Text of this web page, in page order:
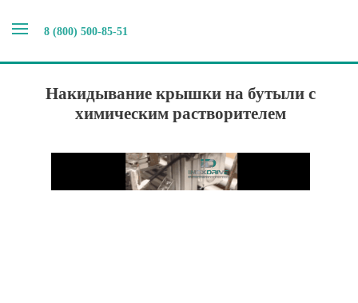
8 (800) 500-85-51
Главная > Наши новости
Накидывание крышки на бутыли с
химическим растворителем